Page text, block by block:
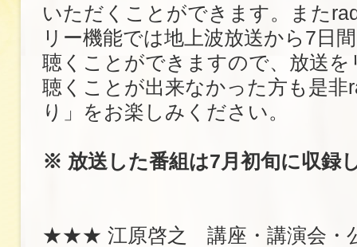
いただくことができます。また
リー機能では地上波放送から7日
聴くことができますので、放送
聴くことが出来なかった方も是非
り」をお楽しみください。
※ 放送した番組は7月初旬に収録
★★★ 江原啓之 講座・講演会